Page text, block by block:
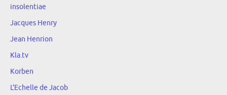
insolentiae
Jacques Henry
Jean Henrion
Kla.tv
Korben
L'Echelle de Jacob